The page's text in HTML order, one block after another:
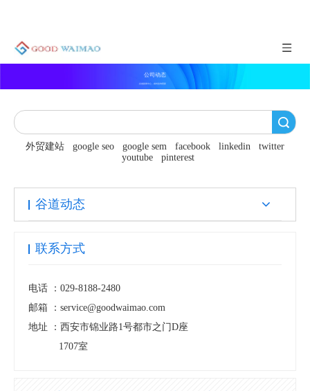
谷道新闻中心，实时咨询更新
公司动态
外贸建站 google seo google sem facebook linkedin
twitter
youtube
pinterest
谷道动态
联系方式
电话 ： 029-8188-2480
邮箱 ： service@goodwaimao.com
地址 ： 西安市锦业路1号都市之门D座
1707室